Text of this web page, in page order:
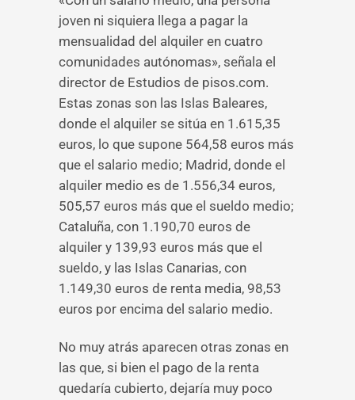
joven ni siquiera llega a pagar la
mensualidad del alquiler en cuatro
comunidades autónomas», señala el
director de Estudios de pisos.com.
Estas zonas son las Islas Baleares,
donde el alquiler se sitúa en 1.615,35
euros, lo que supone 564,58 euros más
que el salario medio; Madrid, donde el
alquiler medio es de 1.556,34 euros,
505,57 euros más que el sueldo medio;
Cataluña, con 1.190,70 euros de
alquiler y 139,93 euros más que el
sueldo, y las Islas Canarias, con
1.149,30 euros de renta media, 98,53
euros por encima del salario medio.
No muy atrás aparecen otras zonas en
las que, si bien el pago de la renta
quedaría cubierto, dejaría muy poco